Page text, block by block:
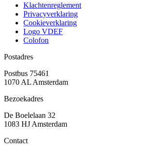
Klachtenreglement
Privacyverklaring
Cookieverklaring
Logo VDEF
Colofon
Postadres
Postbus 75461
1070 AL Amsterdam
Bezoekadres
De Boelelaan 32
1083 HJ Amsterdam
Contact